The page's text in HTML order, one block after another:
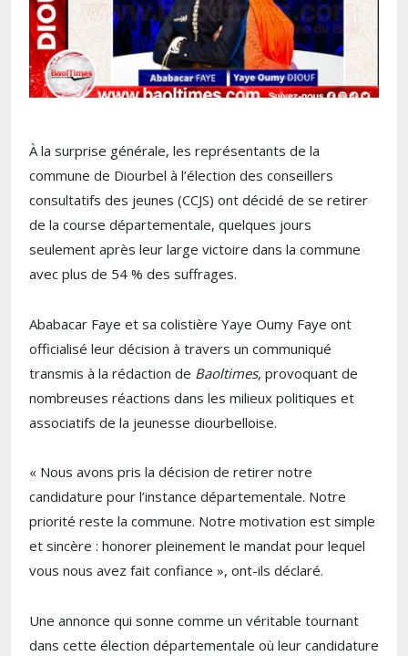
À la surprise générale, les représentants de la
commune de Diourbel à l’élection des conseillers
consultatifs des jeunes (CCJS) ont décidé de se retirer
de la course départementale, quelques jours
seulement après leur large victoire dans la commune
avec plus de 54 % des suffrages.
Ababacar Faye et sa colistière Yaye Oumy Faye ont
officialisé leur décision à travers un communiqué
transmis à la rédaction de Baoltimes, provoquant de
nombreuses réactions dans les milieux politiques et
associatifs de la jeunesse diourbelloise.
« Nous avons pris la décision de retirer notre
candidature pour l’instance départementale. Notre
priorité reste la commune. Notre motivation est simple
et sincère : honorer pleinement le mandat pour lequel
vous nous avez fait confiance », ont-ils déclaré.
Une annonce qui sonne comme un véritable tournant
dans cette élection départementale où leur candidature